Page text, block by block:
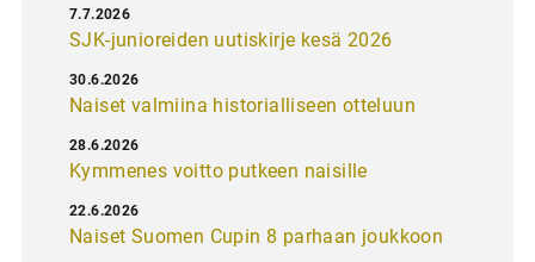
SJK-junioreiden uutiskirje kesä 2026
7.7.2026
Naiset valmiina historialliseen otteluun
30.6.2026
Kymmenes voitto putkeen naisille
28.6.2026
Naiset Suomen Cupin 8 parhaan joukkoon
22.6.2026